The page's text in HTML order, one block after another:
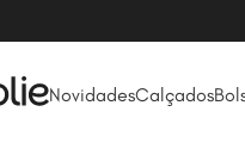
NovidadesCalçados